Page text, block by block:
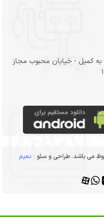
به کمیل - خیابان محبوب مجاز
می باشد. طراحی و سئو :نعیم